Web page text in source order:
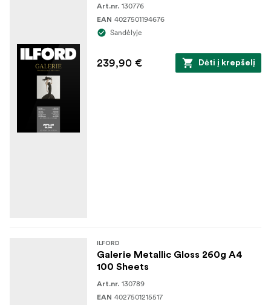
Art.nr. 130776
EAN 4027501194676
Sandėlyje
239,90 € Dėti į krepšelį
ILFORD
Galerie Metallic Gloss 260g A4
100 Sheets
Art.nr. 130789
EAN 4027501215517